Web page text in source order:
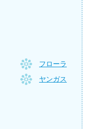
フローラ
ヤンガス